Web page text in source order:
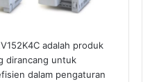
adalah produk
dirancang untuk
dalam pengaturan